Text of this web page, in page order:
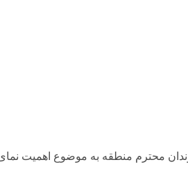
محترم منطقه به موضوع اهمیت نمای